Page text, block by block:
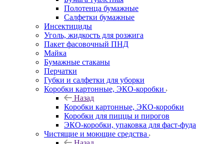
Полотенца бумажные
Салфетки бумажные
Инсектициды
Уголь, жидкость для розжига
Пакет фасовочный ПНД
Майка
Бумажные стаканы
Перчатки
Губки и салфетки для уборки
Коробки картонные, ЭКО-коробки
Назад
Коробки картонные, ЭКО-коробки
Коробки для пиццы и пирогов
ЭКО-коробки, упаковка для фаст-фуда
Чистящие и моющие средства